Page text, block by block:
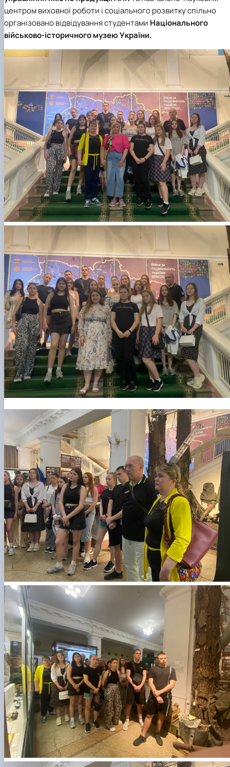
центром виховної роботи і соціального розвитку спільно
організовано відвідування студентами Національного
військово-історичного музею України.